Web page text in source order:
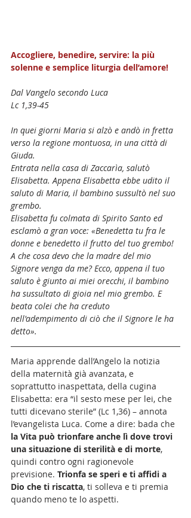
Accogliere, benedire, servire: la più
solenne e semplice liturgia dell’amore!
Dal Vangelo secondo Luca
Lc 1,39-45
In quei giorni Maria si alzò e andò in fretta
verso la regione montuosa, in una città di
Giuda.
Entrata nella casa di Zaccarìa, salutò
Elisabetta. Appena Elisabetta ebbe udito il
saluto di Maria, il bambino sussultò nel suo
grembo.
Elisabetta fu colmata di Spirito Santo ed
esclamò a gran voce: «Benedetta tu fra le
donne e benedetto il frutto del tuo grembo!
A che cosa devo che la madre del mio
Signore venga da me? Ecco, appena il tuo
saluto è giunto ai miei orecchi, il bambino
ha sussultato di gioia nel mio grembo. E
beata colei che ha creduto
nell'adempimento di ciò che il Signore le ha
detto».
Maria apprende dall’Angelo la notizia
della maternità già avanzata, e
soprattutto inaspettata, della cugina
Elisabetta: era “il sesto mese per lei, che
tutti dicevano sterile” (Lc 1,36) – annota
l’evangelista Luca. Come a dire: bada che
la Vita può trionfare anche lì dove trovi
una situazione di sterilità e di morte,
quindi contro ogni ragionevole
previsione. Trionfa se speri e ti affidi a
Dio che ti riscatta, ti solleva e ti premia
quando meno te lo aspetti.